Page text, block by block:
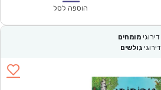
הוספה לסל
דירוגי מומחים
דירוגי גולשים